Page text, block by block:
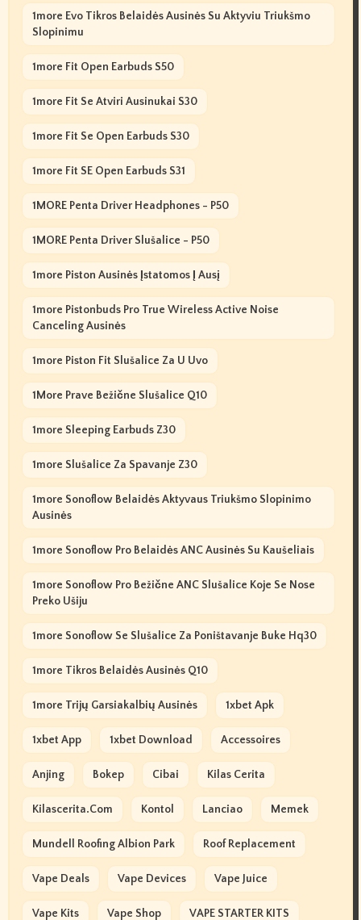
1more Evo Tikros Belaidės Ausinės Su Aktyviu Triukšmo
Slopinimu
1more Fit Open Earbuds S50
1more Fit Se Atviri Ausinukai S30
1more Fit Se Open Earbuds S30
1more Fit SE Open Earbuds S31
1MORE Penta Driver Headphones - P50
1MORE Penta Driver Slušalice - P50
1more Piston Ausinės Įstatomos Į Ausį
1more Pistonbuds Pro True Wireless Active Noise
Canceling Ausinės
1more Piston Fit Slušalice Za U Uvo
1More Prave Bežične Slušalice Q10
1more Sleeping Earbuds Z30
1more Slušalice Za Spavanje Z30
1more Sonoflow Belaidės Aktyvaus Triukšmo Slopinimo
Ausinės
1more Sonoflow Pro Belaidės ANC Ausinės Su Kaušeliais
1more Sonoflow Pro Bežične ANC Slušalice Koje Se Nose
Preko Ušiju
1more Sonoflow Se Slušalice Za Poništavanje Buke Hq30
1more Tikros Belaidės Ausinės Q10
1more Trijų Garsiakalbių Ausinės 1xbet Apk
1xbet App 1xbet Download Accessoires
Anjing Bokep Cibai Kilas Cerita
Kilascerita.com Kontol Lanciao Memek
Mundell Roofing Albion Park Roof Replacement
Vape Deals Vape Devices Vape Juice
Vape Kits Vape Shop VAPE STARTER KITS